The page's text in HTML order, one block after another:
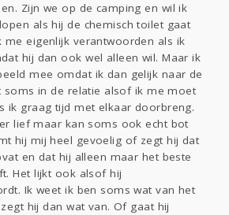
Zijn we op de camping en wil ik
als hij de chemisch toilet gaat
me eigenlijk verantwoorden als ik
hij dan ook wel alleen wil. Maar ik
mee omdat ik dan gelijk naar de
soms in de relatie alsof ik me moet
ik graag tijd met elkaar doorbreng.
lief maar kan soms ook echt bot
hij mij heel gevoelig of zegt hij dat
en dat hij alleen maar het beste
Het lijkt ook alsof hij
Ik weet ik ben soms wat van het
hij dan wat van. Of gaat hij